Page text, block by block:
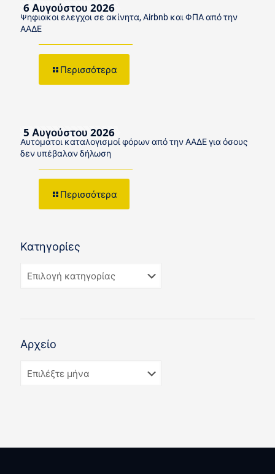
6 Αυγούστου 2026
Ψηφιακοί έλεγχοι σε ακίνητα, Airbnb και ΦΠΑ από την
ΑΑΔΕ
Περισσότερα
5 Αυγούστου 2026
Αυτόματοι καταλογισμοί φόρων από την ΑΑΔΕ για όσους
δεν υπέβαλαν δήλωση
Περισσότερα
Κατηγορίες
Αρχείο